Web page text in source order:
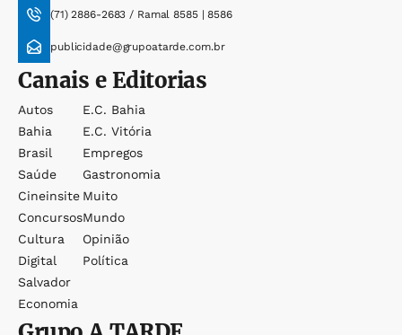
(71) 2886-2683 / Ramal 8585 | 8586
publicidade@grupoatarde.com.br
Canais e Editorias
Autos
Bahia
Brasil
Saúde
Cineinsite
Concursos
Cultura
Digital
Salvador
Economia
E.c. Bahia
E.c. Vitória
Empregos
Gastronomia
Muito
Mundo
Opinião
Política